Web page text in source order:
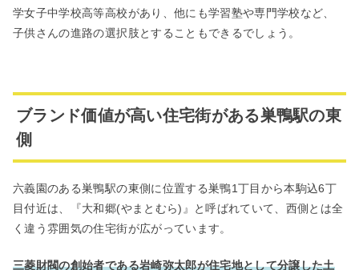
学女子中学校高等高校があり、他にも学習塾や専門学校など、
子供さんの進路の選択肢とすることもできるでしょう。
ブランド価値が高い住宅街がある巣鴨駅の東
側
六義園のある巣鴨駅の東側に位置する巣鴨1丁目から本駒込6丁
目付近は、『大和郷(やまとむら)』と呼ばれていて、西側とは全
く違う雰囲気の住宅街が広がっています。
三菱財閥の創始者である岩崎弥太郎が住宅地として分譲した土